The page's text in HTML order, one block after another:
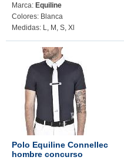
Marca: Equiline
Colores: Blanca
Medidas: L, M, S, Xl
Polo Equiline Connellec
hombre concurso